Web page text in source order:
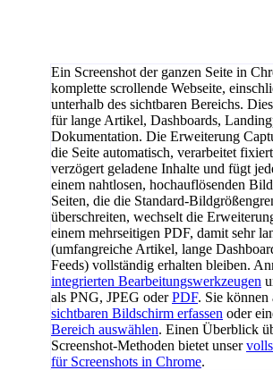
Ein Screenshot der ganzen Seite in
komplette scrollende Webseite,
unterhalb des sichtbaren Bereichs.
für lange Artikel, Dashboards,
Dokumentation. Die Erweiterung
die Seite automatisch, verarbeitet
verzögert geladene Inhalte und fügt
einem nahtlosen, hochauflösenden
Seiten, die die Standard-
überschreiten, wechselt die
einem mehrseitigen PDF, damit sehr
(umfangreiche Artikel, lange
Feeds) vollständig erhalten bleiben.
integrierten Bearbeitungswerkzeugen
als PNG, JPEG oderPDF. Sie können
sichtbaren Bildschirm erfassen oder
Bereich auswählen. Einen Überblick
Screenshot-Methoden bietet unser
für Screenshots in Chrome.